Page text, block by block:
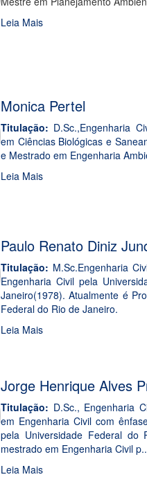
Leia Mais
Monica Pertel
Titulação: D.Sc.,Engenharia
em Ciências Biológicas e
e Mestrado em Engenharia
Leia Mais
Paulo Renato Diniz
Titulação: M.Sc.Engenharia
Engenharia Civil pela
Janeiro(1978). Atualmente é
Federal do Rio de Janeiro.
Leia Mais
Jorge Henrique Alves
Titulação: D.Sc., Engenharia
em Engenharia Civil com
pela Universidade Federal do
mestrado em Engenharia Civil
Leia Mais